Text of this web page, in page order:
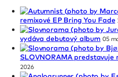
remixové EP Bring You Fade
vydáva debutový album 05
SLOVNORAMA predstavuje
2026